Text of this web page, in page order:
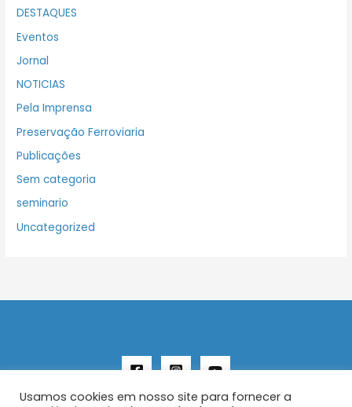
DESTAQUES
Eventos
Jornal
NOTICIAS
Pela Imprensa
Preservação Ferroviaria
Publicações
Sem categoria
seminario
Uncategorized
Usamos cookies em nosso site para fornecer a